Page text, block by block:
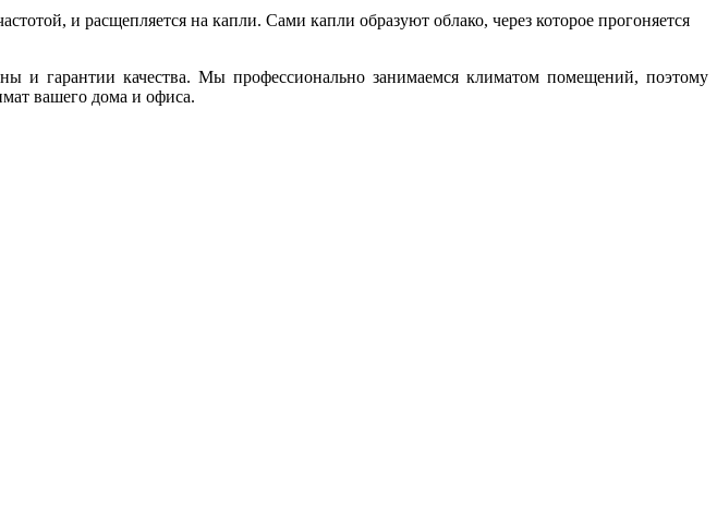
и расщепляется на капли. Сами капли образуют облако, через которое прогоняется
и гарантии качества. Мы профессионально занимаемся климатом помещений, поэтому
вашего дома и офиса.